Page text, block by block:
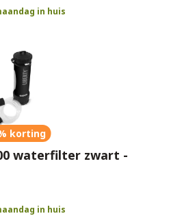
in huis
korting
waterfilter zwart -
in huis